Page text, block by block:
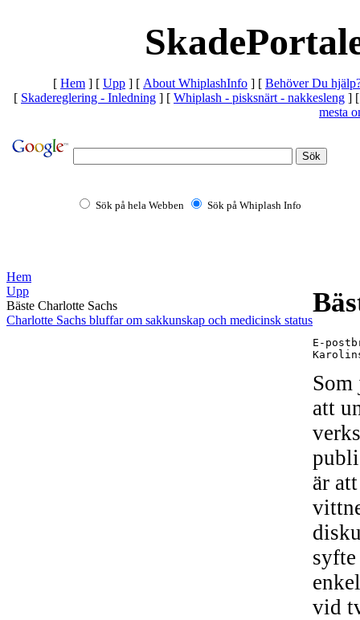
[ Hem ] [ Upp ] [ About WhiplashInfo ] [ Behöver Du
[ Skadereglering - Inledning ] [ Whiplash - pisksnärt - nakkesleng ]
mesta
Sök på hela Webben Sök på Whiplash Info
Hem
Upp
Bäste Charlotte Sachs
Charlotte Sachs bluffar om sakkunskap och medicinsk status
E-
Som
att
är
vid